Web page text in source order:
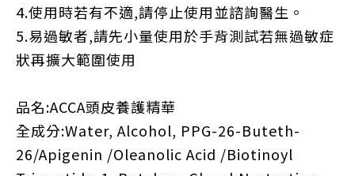
4.使用時若有不適,請停止使用並諮詢醫生。
5.易過敏者,請先小量使用於手背測試若無過敏症
狀再擴大範圍使用
品名:ACCA頭皮養護精華
全成分:Water, Alcohol, PPG-26-Buteth-
26/Apigenin /Oleanolic Acid /Biotinoyl